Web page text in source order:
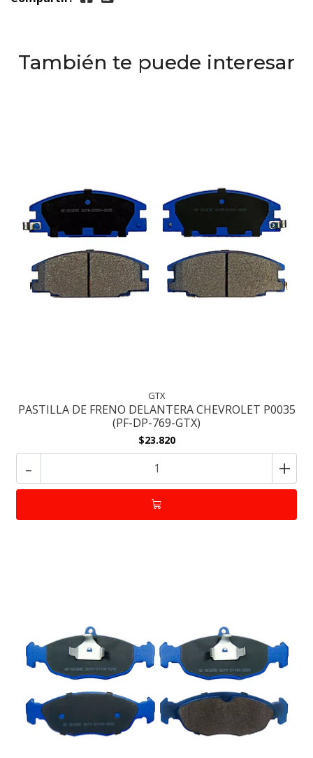
También te puede interesar
GTX
PASTILLA DE FRENO DELANTERA CHEVROLET P0035
(PF-DP-769-GTX)
$23.820
- +